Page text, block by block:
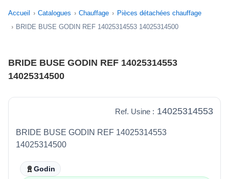
Accueil Catalogues Chauffage
Pièces détachées chauffage
BRIDE BUSE GODIN REF 14025314553 14025314500
BRIDE BUSE GODIN REF 14025314553
14025314500
Ref. Usine : 14025314553
BRIDE BUSE GODIN REF 14025314553
14025314500
Godin